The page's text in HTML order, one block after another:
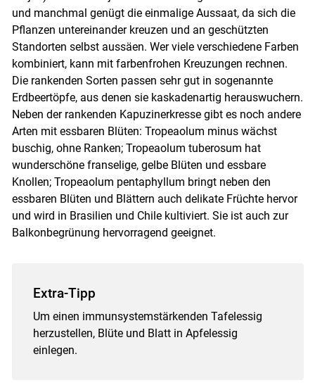
und manchmal genügt die einmalige Aussaat, da sich die
Pflanzen untereinander kreuzen und an geschützten
Standorten selbst aussäen. Wer viele verschiedene Farben
kombiniert, kann mit farbenfrohen Kreuzungen rechnen.
Die rankenden Sorten passen sehr gut in sogenannte
Erdbeertöpfe, aus denen sie kaskadenartig herauswuchern.
Neben der rankenden Kapuzinerkresse gibt es noch andere
Arten mit essbaren Blüten: Tropeaolum minus wächst
buschig, ohne Ranken; Tropeaolum tuberosum hat
wunderschöne franselige, gelbe Blüten und essbare
Knollen; Tropeaolum pentaphyllum bringt neben den
essbaren Blüten und Blättern auch delikate Früchte hervor
und wird in Brasilien und Chile kultiviert. Sie ist auch zur
Balkonbegrünung hervorragend geeignet.
Extra-Tipp
Um einen immunsystemstärkenden Tafelessig
herzustellen, Blüte und Blatt in Apfelessig
einlegen.